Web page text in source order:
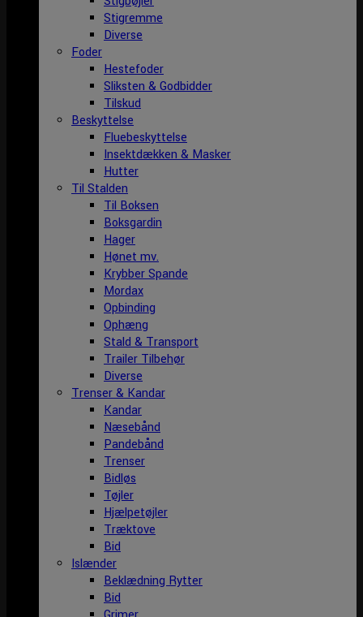
Stigremme
Diverse
Foder
Hestefoder
Sliksten & Godbidder
Tilskud
Beskyttelse
Fluebeskyttelse
Insektdækken & Masker
Hutter
Til Stalden
Til Boksen
Boksgardin
Hager
Hønet mv.
Krybber Spande
Mordax
Opbinding
Ophæng
Stald & Transport
Trailer Tilbehør
Diverse
Trenser & Kandar
Kandar
Næsebånd
Pandebånd
Trenser
Bidløs
Tøjler
Hjælpetøjler
Træktove
Bid
Islænder
Beklædning Rytter
Bid